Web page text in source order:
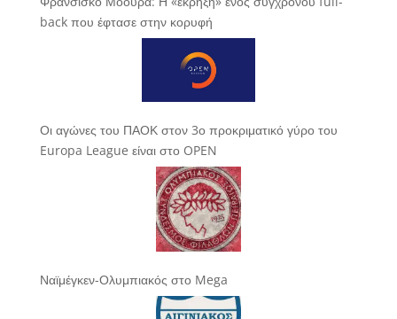
back που έφτασε στην κορυφή
Οι αγώνες του ΠΑΟΚ στον 3ο προκριματικό γύρο του
Europa League είναι στο OPEN
Ναϊμέγκεν-Ολυμπιακός στο Mega